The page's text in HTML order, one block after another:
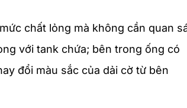
chất lỏng mà không cần quan
với tank chứa; bên trong ống có
đổi màu sắc của dải cờ từ bên